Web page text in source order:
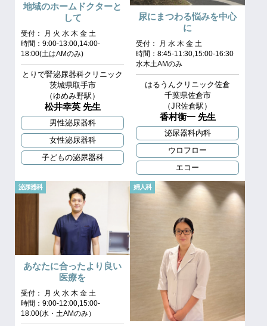
地域のホームドクターと
して
受付： 月 火 水 木 金 土
時間：9:00-13:00,14:00-
18:00(土はAMのみ)
とりで腎泌尿器科クリニック
茨城県取手市
（ゆめみ野駅）
松井幸英 先生
男性泌尿器科
女性泌尿器科
子どもの泌尿器科
尿にまつわる悩みを中心
に
受付： 月 水 木 金 土
時間：8:45-11:30,15:00-16:30
水木土AMのみ
はるうんクリニック佐倉
千葉県佐倉市
（JR佐倉駅）
香村衡一 先生
泌尿器科内科
ウロフロー
エコー
泌尿器科
あなたに合ったより良い
医療を
受付： 月 火 水 木 金 土
時間：9:00-12:00,15:00-
18:00(水・土AMのみ）
婦人科